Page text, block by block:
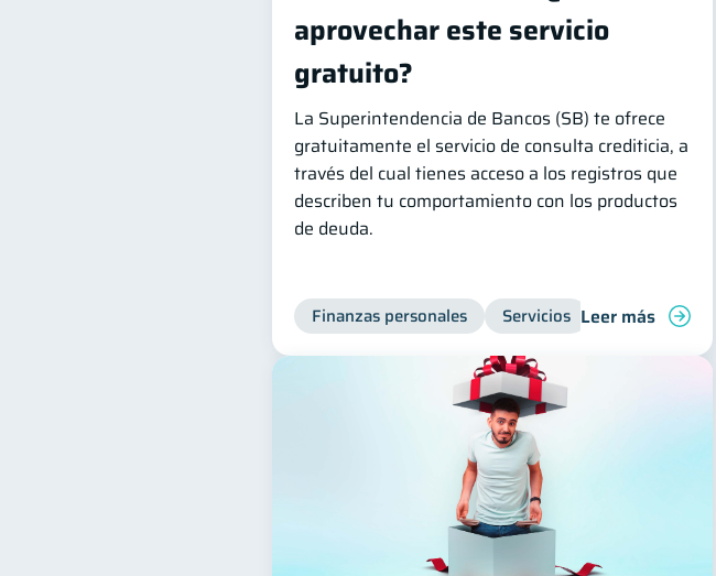
aprovechar este servicio
gratuito?
La Superintendencia de Bancos (SB) te ofrece
gratuitamente el servicio de consulta crediticia, a
través del cual tienes acceso a los registros que
describen tu comportamiento con los productos
de deuda.
Finanzas personales Servicios Inclusión
Leer más